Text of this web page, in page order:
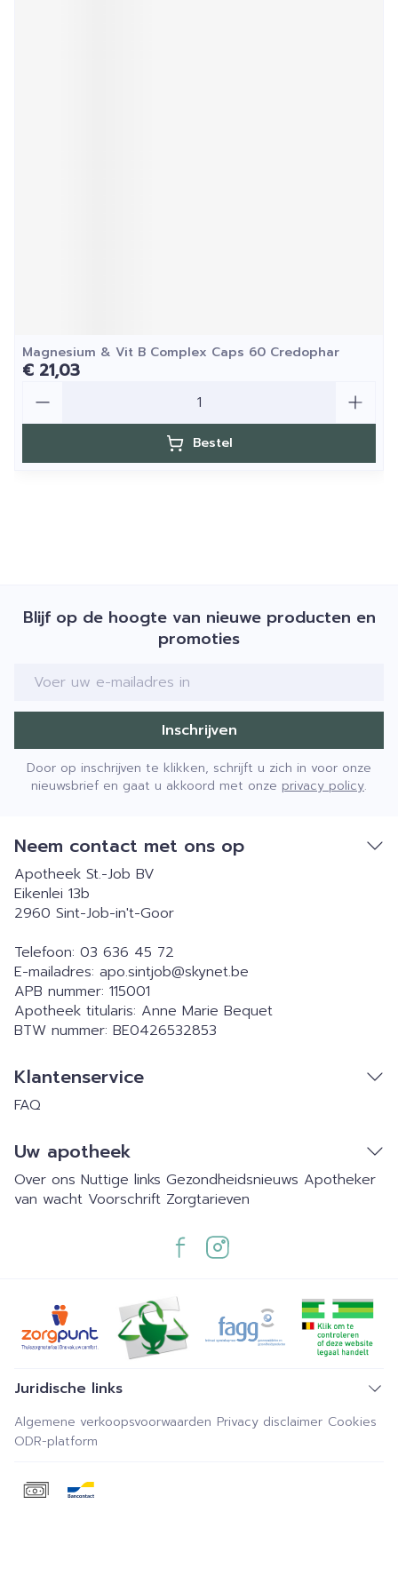
Magnesium & Vit B Complex Caps 60 Credophar
€ 21,03
Bestel
Blijf op de hoogte van nieuwe producten en
promoties
E-mail adres
Inschrijven
Door op inschrijven te klikken, schrijft u zich in voor onze
nieuwsbrief en gaat u akkoord met onze privacy policy.
Neem contact met ons op
Apotheek St.-Job BV
Eikenlei 13b
2960 Sint-Job-in't-Goor
Telefoon: 03 636 45 72
E-mailadres: apo.sintjob@skynet.be
APB nummer: 115001
Apotheek titularis: Anne Marie Bequet
BTW nummer: BE0426532853
Klantenservice
FAQ
Uw apotheek
Over ons Nuttige links Gezondheidsnieuws Apotheker
van wacht Voorschrift Zorgtarieven
Juridische links
Algemene verkoopsvoorwaarden Privacy disclaimer Cookies
ODR-platform